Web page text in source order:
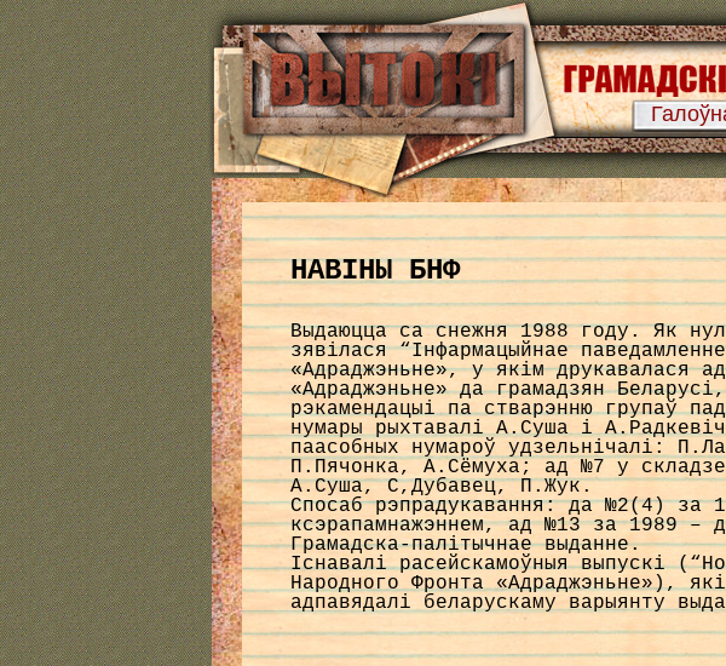
НАВІНЫ БНФ
Выдаюцца са снежня 1988 году. Як
зявiлася “Iнфармацыйнае
«Адраджэньне», у якiм друкавалася
«Адраджэньне» да грамадзян
рэкамендацыi па стварэнню групаў
нумары рыхтавалi А.Суша i
паасобных нумароў удзельнiчалi:
П.Пячонка, А.Сёмуха; ад №7 у
А.Суша, С,Дубавец, П.Жук.
Спосаб рэпрадукавання: да №2(4) за
ксэрапамнажэннем, ад №13 за 1989 –
Грамадска-палітычнае выданне.
Існавалі расейскамоўныя выпускі
Народного Фронта «Адраджэньне»),
адпавядалі беларускаму варыянту